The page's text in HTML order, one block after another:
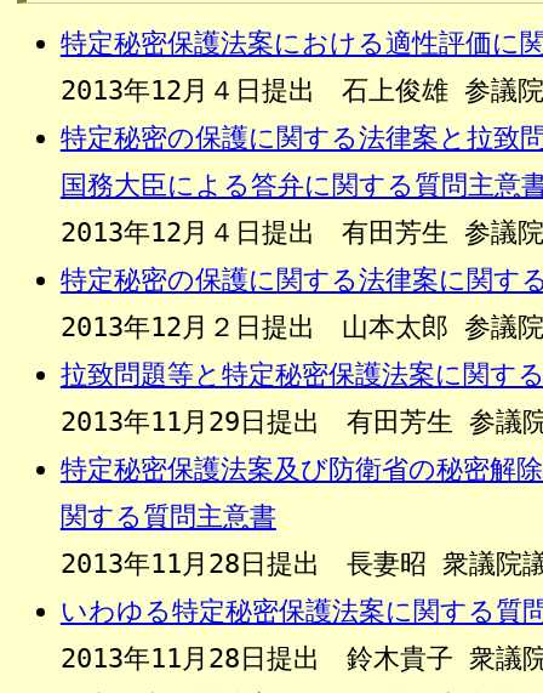
特定秘密保護法案における適性評価に
2013年12月４日提出 石上俊雄 参議
特定秘密の保護に関する法律案と拉致
国務大臣による答弁に関する質問主意
2013年12月４日提出 有田芳生 参議
特定秘密の保護に関する法律案に関す
2013年12月２日提出 山本太郎 参議
拉致問題等と特定秘密保護法案に関す
2013年11月29日提出 有田芳生 参議
特定秘密保護法案及び防衛省の秘密解
関する質問主意書
2013年11月28日提出 長妻昭 衆議院
いわゆる特定秘密保護法案に関する質
2013年11月28日提出 鈴木貴子 衆議